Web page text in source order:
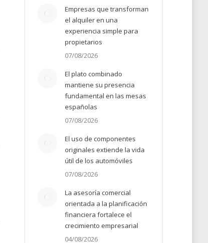
Empresas que transforman
el alquiler en una
experiencia simple para
propietarios
07/08/2026
El plato combinado
mantiene su presencia
fundamental en las mesas
españolas
07/08/2026
El uso de componentes
originales extiende la vida
útil de los automóviles
07/08/2026
La asesoría comercial
orientada a la planificación
financiera fortalece el
crecimiento empresarial
04/08/2026